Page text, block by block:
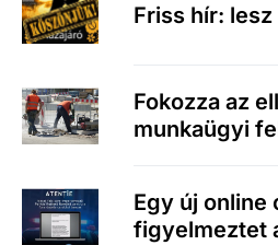
Friss hír: lesz
Fokozza az
munkaügyi
Egy új online
figyelmeztet